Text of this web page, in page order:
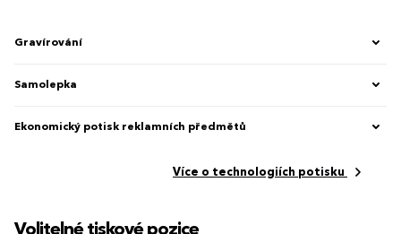
Gravírování
Samolepka
Ekonomický potisk reklamních předmětů
Více o technologiích potisku